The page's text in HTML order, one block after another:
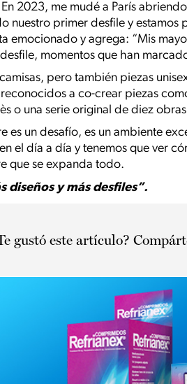
2023, me mudé a París
nuestro primer desfile y
emocionado y agrega: “Mis
momentos que han
pero también piezas
a co-crear piezas
o una serie original de diez
es un desafío, es un ambiente
el día a día y tenemos que ver
que se expanda todo.
diseños y más desfiles”.
gustó este artículo?